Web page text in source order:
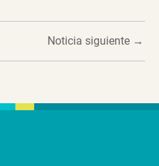
Noticia siguiente →